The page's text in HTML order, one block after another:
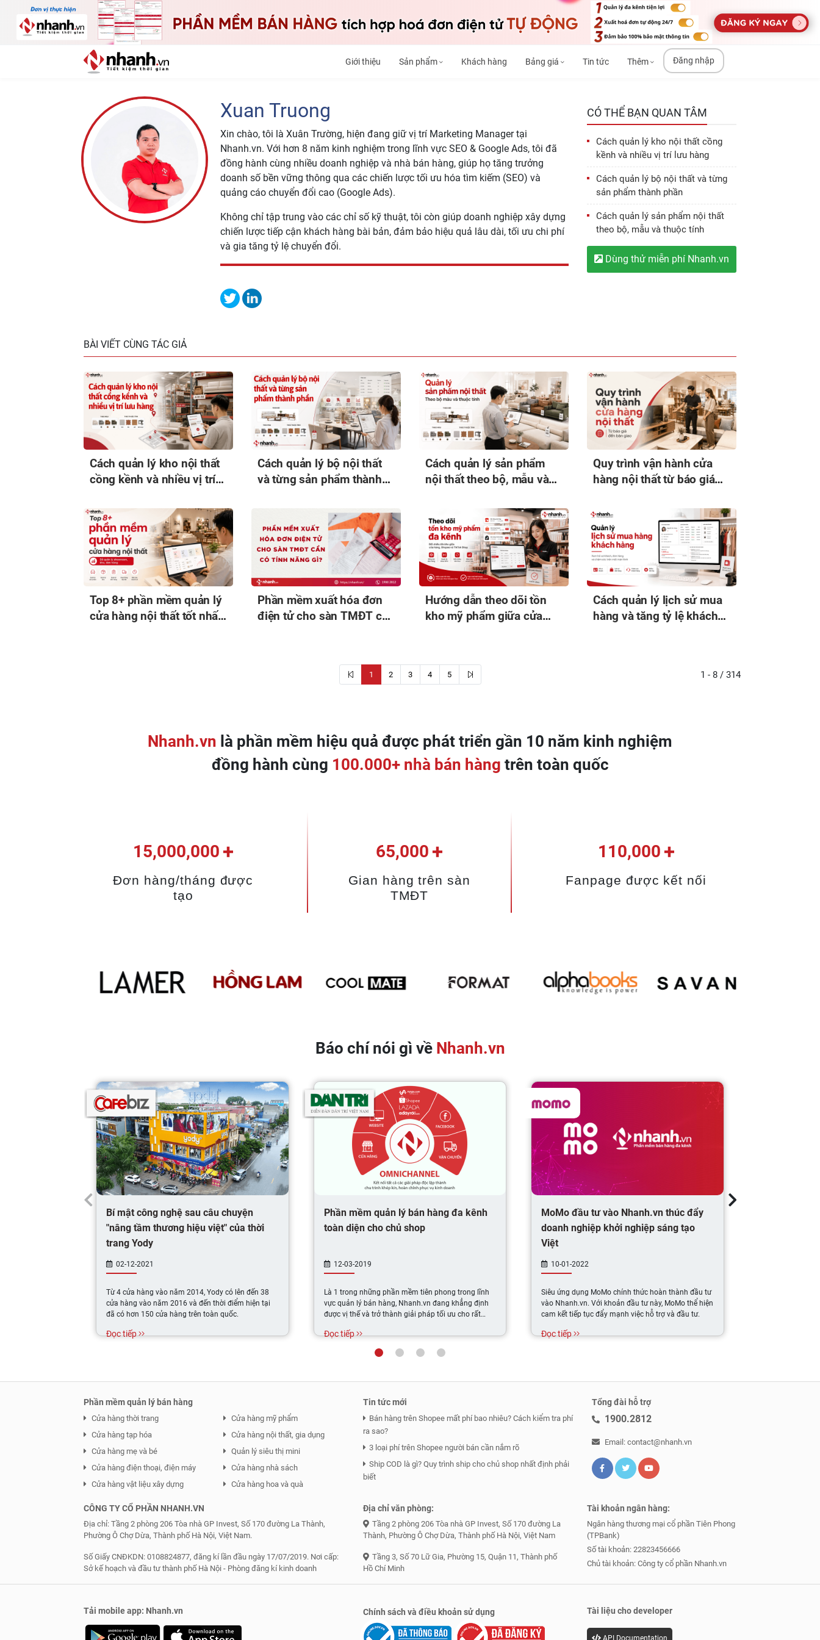
Giới thiệu Sản phẩm Khách hàng Bảng giá Tin tức Thêm Đăng nhập
Xuan Truong
Xin chào, tôi là Xuân Trường, hiện đang giữ vị trí Marketing Manager tại
Nhanh.vn. Với hơn 8 năm kinh nghiệm trong lĩnh vực SEO & Google Ads, tôi đã
đồng hành cùng nhiều doanh nghiệp và nhà bán hàng, giúp họ tăng trưởng
doanh số bền vững thông qua các chiến lược tối ưu hóa tìm kiếm (SEO) và
quảng cáo chuyển đổi cao (Google Ads).
Không chỉ tập trung vào các chỉ số kỹ thuật, tôi còn giúp doanh nghiệp xây dựng
chiến lược tiếp cận khách hàng bài bản, đảm bảo hiệu quả lâu dài, tối ưu chi phí
và gia tăng tỷ lệ chuyển đổi.
CÓ THỂ BẠN QUAN TÂM
Cách quản lý kho nội thất cồng
kềnh và nhiều vị trí lưu hàng
Cách quản lý bộ nội thất và từng
sản phẩm thành phần
Cách quản lý sản phẩm nội thất
theo bộ, mẫu và thuộc tính
Dùng thử miễn phí Nhanh.vn
BÀI VIẾT CÙNG TÁC GIẢ
Cách quản lý kho nội thất
cồng kềnh và nhiều vị trí
Cách quản lý bộ nội thất
và từng sản phẩm thành
Cách quản lý sản phẩm
nội thất theo bộ, mẫu và
Quy trình vận hành cửa
hàng nội thất từ báo giá
Top 8+ phần mềm quản lý
cửa hàng nội thất tốt nhất
Phần mềm xuất hóa đơn
điện tử cho sàn TMĐT cần
Hướng dẫn theo dõi tồn
kho mỹ phẩm giữa cửa
Cách quản lý lịch sử mua
hàng và tăng tỷ lệ khách
1 - 8 / 314
1 2 3 4 5
Nhanh.vn là phần mềm hiệu quả được phát triển gần 10 năm kinh nghiệm
đồng hành cùng 100.000+ nhà bán hàng trên toàn quốc
15,000,000 +
Đơn hàng/tháng được
tạo
65,000 +
Gian hàng trên sàn
TMĐT
110,000 +
Fanpage được kết nối
Báo chí nói gì về Nhanh.vn
Bí mật công nghệ sau câu chuyện
"nâng tầm thương hiệu việt" của thời
trang Yody
02-12-2021
Từ 4 cửa hàng vào năm 2014, Yody có lên đến 38
cửa hàng vào năm 2016 và đến thời điểm hiện tại
đã có hơn 150 cửa hàng trên toàn quốc.
Đọc tiếp
Phần mềm quản lý bán hàng đa kênh
toàn diện cho chủ shop
12-03-2019
Là 1 trong những phần mềm tiên phong trong lĩnh
vực quản lý bán hàng, Nhanh.vn đang khẳng định
được vị thế và trở thành giải pháp tối ưu cho rất
Đọc tiếp
MoMo đầu tư vào Nhanh.vn thúc đẩy
doanh nghiệp khởi nghiệp sáng tạo
Việt
10-01-2022
Siêu ứng dụng MoMo chính thức hoàn thành đầu tư
vào Nhanh.vn. Với khoản đầu tư này, MoMo thể hiện
cam kết tiếp tục đẩy mạnh việc hỗ trợ và đầu tư.
Đọc tiếp
Phần mềm quản lý bán hàng
Cửa hàng thời trang
Cửa hàng tạp hóa
Cửa hàng mẹ và bé
Cửa hàng điện thoại, điện máy
Cửa hàng vật liệu xây dựng
Cửa hàng mỹ phẩm
Cửa hàng nội thất, gia dụng
Quản lý siêu thị mini
Cửa hàng nhà sách
Cửa hàng hoa và quà
Tin tức mới
Bán hàng trên Shopee mất phí bao nhiêu? Cách kiểm tra phí
ra sao?
3 loại phí trên Shopee người bán cần nắm rõ
Ship COD là gì? Quy trình ship cho chủ shop nhất định phải
biết
Tổng đài hỗ trợ
1900.2812
Email: contact@nhanh.vn
CÔNG TY CỔ PHẦN NHANH.VN
Địa chỉ: Tầng 2 phòng 206 Tòa nhà GP Invest, Số 170 đường La Thành,
Phường Ô Chợ Dừa, Thành phố Hà Nội, Việt Nam.
Số Giấy CNĐKDN: 0108824877, đăng kí lần đầu ngày 17/07/2019. Nơi cấp:
Sở kế hoạch và đầu tư thành phố Hà Nội - Phòng đăng kí kinh doanh
Địa chỉ văn phòng:
Tầng 2 phòng 206 Tòa nhà GP Invest, Số 170 đường La
Thành, Phường Ô Chợ Dừa, Thành phố Hà Nội, Việt Nam
Tầng 3, Số 70 Lữ Gia, Phường 15, Quận 11, Thành phố
Hồ Chí Minh
Tài khoản ngân hàng:
Ngân hàng thương mại cổ phần Tiên Phong
(TPBank)
Số tài khoản: 22823456666
Chủ tài khoản: Công ty cổ phần Nhanh.vn
Tải mobile app: Nhanh.vn Chính sách và điều khoản sử dụng Tài liệu cho developer